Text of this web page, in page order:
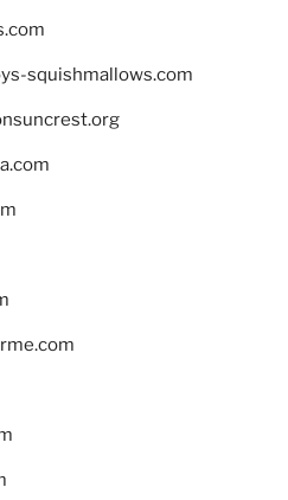
squishmallows.com